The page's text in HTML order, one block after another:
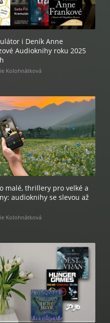
i Deník Anne
Audioknihy roku 2025
Kolohnátková
malé, thrillery pro velké a
audioknihy se slevou až
Kolohnátková